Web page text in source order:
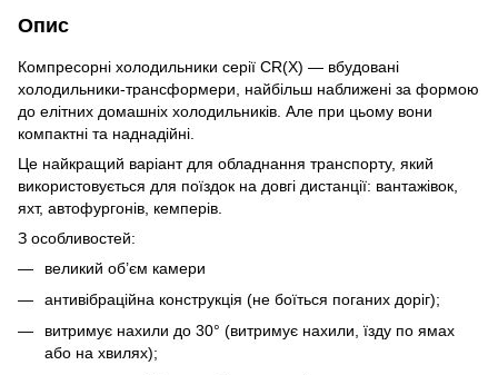
Опис
Компресорні холодильники серії CR(X) — вбудовані
холодильники-трансформери, найбільш наближені за формою
до елітних домашніх холодильників. Але при цьому вони
компактні та наднадійні.
Це найкращий варіант для обладнання транспорту, який
використовується для поїздок на довгі дистанції: вантажівок,
яхт, автофургонів, кемперів.
З особливостей:
великий об’єм камери
антивібраційна конструкція (не боїться поганих доріг);
витримує нахили до 30° (витримує нахили, їзду по ямах
або на хвилях);